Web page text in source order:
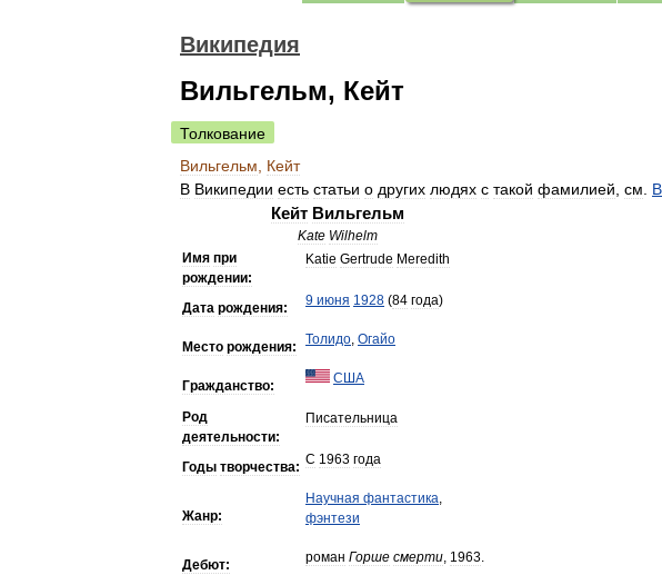
Википедия
Вильгельм, Кейт
Толкование
Вильгельм
Кейт
В Википедии есть статьи о других людях с такой фамилией см
Кейт Вильгельм
Kate Wilhelm
Имя при
рождении:
Katie Gertrude Meredith
Дата рождения: 9 июня 1928 (84 года)
Место рождения: Толидо, Огайо
Гражданство: США
Род
деятельности:
Писательница
Годы творчества: С 1963 года
Жанр:
Научная фантастика,
фэнтези
Дебют: роман Горше смерти, 1963.